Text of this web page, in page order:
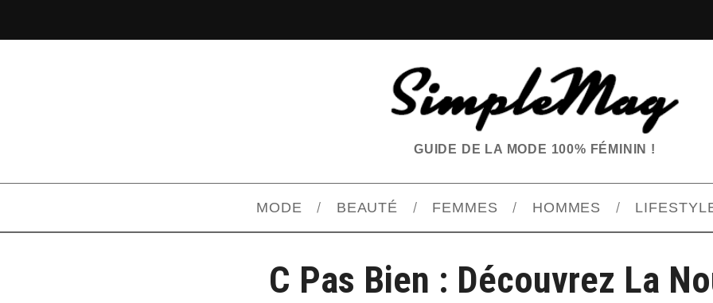
GUIDE DE LA MODE 100% FÉMININ !
MODE BEAUTÉ FEMMES HOMMES
C Pas Bien : Découvrez La